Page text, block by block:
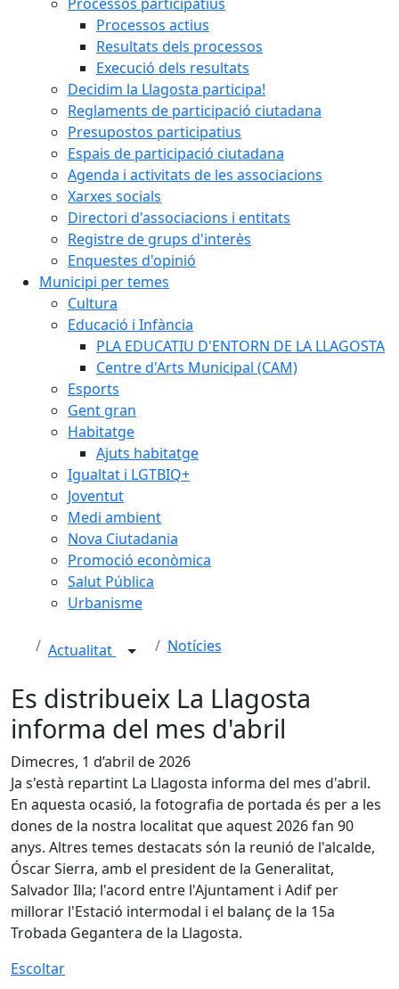
Processos actius
Resultats dels processos
Execució dels resultats
Decidim la Llagosta participa!
Reglaments de participació ciutadana
Presupostos participatius
Espais de participació ciutadana
Agenda i activitats de les associacions
Xarxes socials
Directori d'associacions i entitats
Registre de grups d'interès
Enquestes d'opinió
Municipi per temes
Cultura
Educació i Infància
PLA EDUCATIU D'ENTORN DE LA LLAGOSTA
Centre d'Arts Municipal (CAM)
Esports
Gent gran
Habitatge
Ajuts habitatge
Igualtat i LGTBIQ+
Joventut
Medi ambient
Nova Ciutadania
Promoció econòmica
Salut Pública
Urbanisme
Actualitat Notícies
Es distribueix La Llagosta
informa del mes d'abril
Dimecres, 1 d’abril de 2026
Ja s'està repartint La Llagosta informa del mes d'abril.
En aquesta ocasió, la fotografia de portada és per a les
dones de la nostra localitat que aquest 2026 fan 90
anys. Altres temes destacats són la reunió de l'alcalde,
Óscar Sierra, amb el president de la Generalitat,
Salvador Illa; l'acord entre l'Ajuntament i Adif per
millorar l'Estació intermodal i el balanç de la 15a
Trobada Gegantera de la Llagosta.
Escoltar